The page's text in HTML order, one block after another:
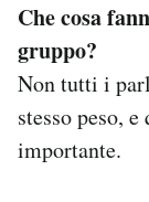
Che cosa
gruppo?
Non tutti i
stesso peso,
importante.